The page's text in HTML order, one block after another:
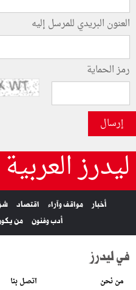
العنون البريدي للمرسل إليه
رمز الحماية
إرسال
ليدرز العربية
أخبار مواقف وآراء اقتصاد
أدب وفنون
من
في ليدرز
من نحن اتصل بنا